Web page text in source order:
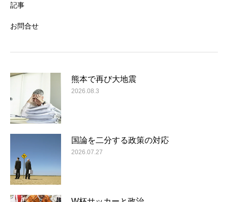
記事
お問合せ
熊本で再び大地震
2026.08.3
国論を二分する政策の対応
2026.07.27